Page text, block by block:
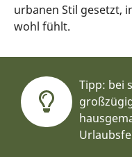
urbanen Stil gesetzt,
wohl fühlt.
Tipp: bei